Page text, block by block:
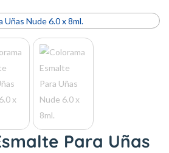
Para Uñas